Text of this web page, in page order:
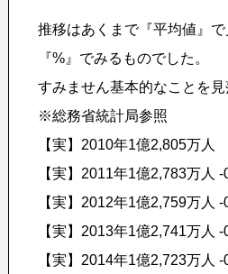
推移はあくまで『平均値』で
『%』でみるものでした。
すみません基本的なことを見
※総務省統計局参照
【実】2010年1億2,805万人
【実】2011年1億2,783万人
【実】2012年1億2,759万人
【実】2013年1億2,741万人
【実】2014年1億2,723万人